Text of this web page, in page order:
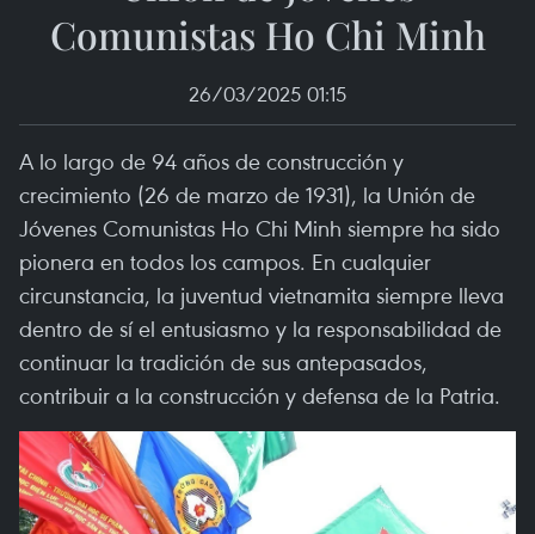
Comunistas Ho Chi Minh
26/03/2025 01:15
A lo largo de 94 años de construcción y
crecimiento (26 de marzo de 1931), la Unión de
Jóvenes Comunistas Ho Chi Minh siempre ha sido
pionera en todos los campos. En cualquier
circunstancia, la juventud vietnamita siempre lleva
dentro de sí el entusiasmo y la responsabilidad de
continuar la tradición de sus antepasados,
contribuir a la construcción y defensa de la Patria.